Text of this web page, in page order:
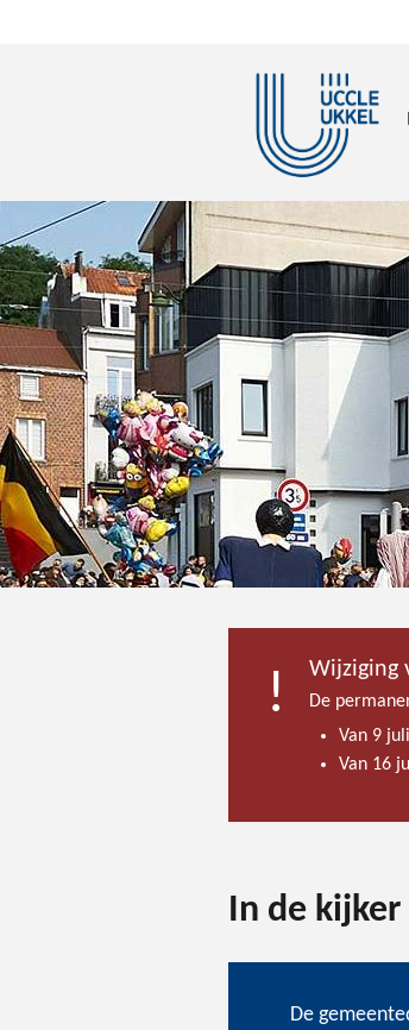
Wijziging
De
Van 9
Van 16
In de kijker
De